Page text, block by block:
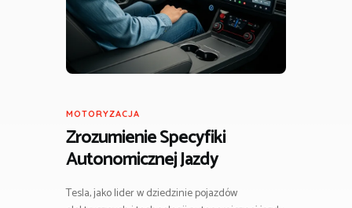
MOTORYZACJA
Zrozumienie Specyfiki
Autonomicznej Jazdy
Tesla, jako lider w dziedzinie pojazdów